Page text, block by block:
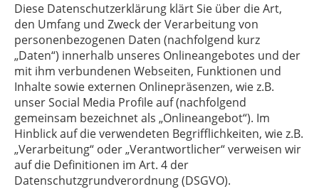
Diese Datenschutzerklärung klärt Sie über die Art,
den Umfang und Zweck der Verarbeitung von
personenbezogenen Daten (nachfolgend kurz
„Daten“) innerhalb unseres Onlineangebotes und der
mit ihm verbundenen Webseiten, Funktionen und
Inhalte sowie externen Onlinepräsenzen, wie z.B.
unser Social Media Profile auf (nachfolgend
gemeinsam bezeichnet als „Onlineangebot“). Im
Hinblick auf die verwendeten Begrifflichkeiten, wie z.B.
„Verarbeitung“ oder „Verantwortlicher“ verweisen wir
auf die Definitionen im Art. 4 der
Datenschutzgrundverordnung (DSGVO).